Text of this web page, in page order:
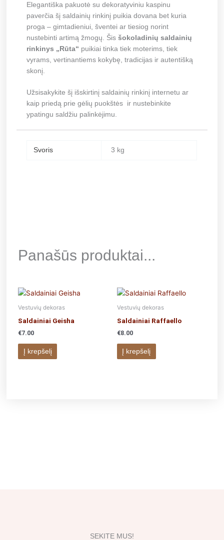
Elegantiška pakuotė su dekoratyviniu kaspinu
paverčia šį saldainių rinkinį puikia dovana bet kuria
proga – gimtadieniui, šventei ar tiesiog norint
nustebinti artimą žmogų. Šisšokoladinių saldainių
rinkinys „Rūta“ puikiai tinka tiek moterims, tiek
vyrams, vertinantiems kokybę, tradicijas ir autentišką
skonį.
Užsisakykite šį išskirtinį saldainių rinkinį internetu ar
kaip priedą prie gėlių puokštės ir nustebinkite
ypatingu saldžiu palinkėjimu.
Svoris 3 kg
Panašūs produktai...
Vestuvių dekoras
Saldainiai Geisha
€7.00
Į krepšelį
Vestuvių dekoras
Saldainiai Raffaello
€8.00
Į krepšelį
SEKITE MUS!